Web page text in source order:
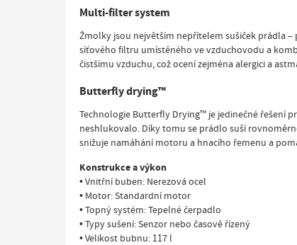
Multi-filter system
Žmolky jsou největším nepřítelem sušiček prádla
síťového filtru umístěného ve vzduchovodu a
čistšímu vzduchu, což ocení zejména alergici a
Butterfly drying™
Technologie Butterfly Drying™ je jedinečné řešení
neshlukovalo. Díky tomu se prádlo suší
snižuje namáhání motoru a hnacího řemenu a
Konstrukce a výkon
• Vnitřní buben: Nerezová ocel
• Motor: Standardní motor
• Topný systém: Tepelné čerpadlo
• Typy sušení: Senzor nebo časově řízený
• Velikost bubnu: 117 l